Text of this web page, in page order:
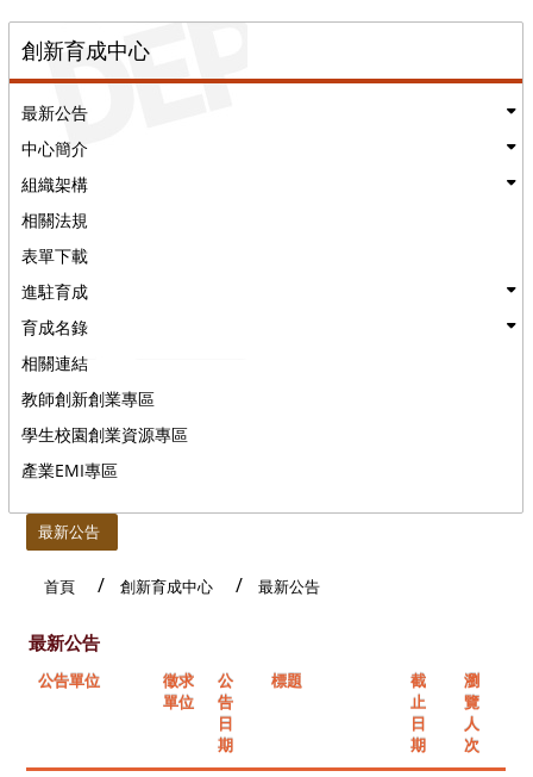
創新育成中心
最新公告
中心簡介
組織架構
相關法規
表單下載
進駐育成
育成名錄
相關連結
教師創新創業專區
學生校園創業資源專區
產業EMI專區
最新公告
首頁 創新育成中心 最新公告
最新公告
公告單位
徵求
單位
公
告
日
期
標題
截
止
日
期
瀏
覽
人
次